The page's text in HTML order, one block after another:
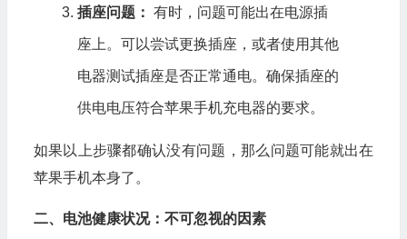
插座问题： 有时，问题可能出在电源插
座上。可以尝试更换插座，或者使用其他
电器测试插座是否正常通电。确保插座的
供电电压符合苹果手机充电器的要求。
如果以上步骤都确认没有问题，那么问题可能就出在
苹果手机本身了。
二、电池健康状况：不可忽视的因素